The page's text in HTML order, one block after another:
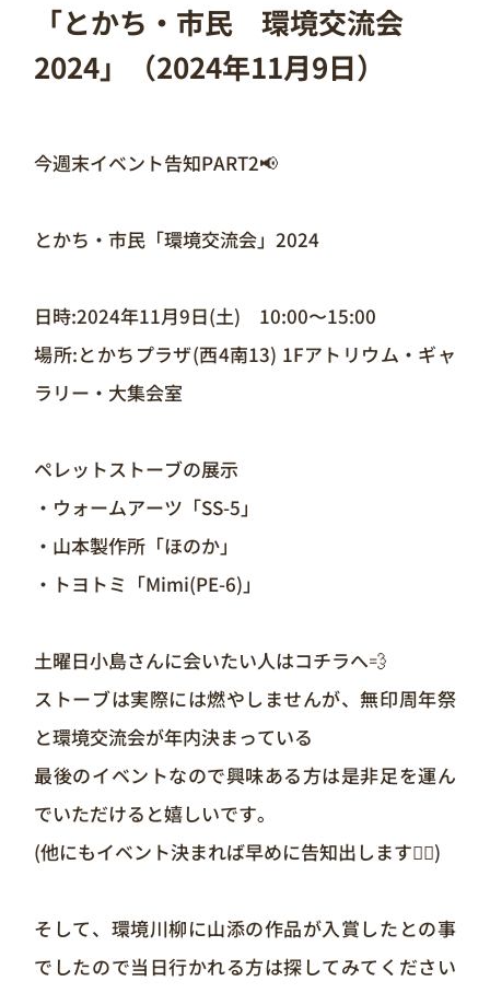
「とかち・市民 環境交流会
2024」（2024年11月9日）
今週末イベント告知PART2📢
とかち・市民「環境交流会」2024
日時:2024年11月9日(土) 10:00〜15:00
場所:とかちプラザ(西4南13) 1Fアトリウム・ギャ
ラリー・大集会室
ペレットストーブの展示
・ウォームアーツ「SS-5」
・山本製作所「ほのか」
・トヨトミ「Mimi(PE-6)」
土曜日小島さんに会いたい人はコチラへ💨
ストーブは実際には燃やしませんが、無印周年祭
と環境交流会が年内決まっている
最後のイベントなので興味ある方は是非足を運ん
でいただけると嬉しいです。
(他にもイベント決まれば早めに告知出します🙇‍♂️)
そして、環境川柳に山添の作品が入賞したとの事
でしたので当日行かれる方は探してみてください